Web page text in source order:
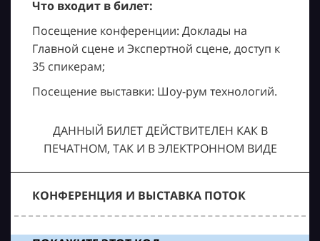
Что входит в билет:
Посещение конференции: Доклады на
Главной сцене и Экспертной сцене, доступ к
35 спикерам;
Посещение выставки: Шоу-рум технологий.
ДАННЫЙ БИЛЕТ ДЕЙСТВИТЕЛЕН КАК В
ПЕЧАТНОМ, ТАК И В ЭЛЕКТРОННОМ ВИДЕ
КОНФЕРЕНЦИЯ И ВЫСТАВКА ПОТОК